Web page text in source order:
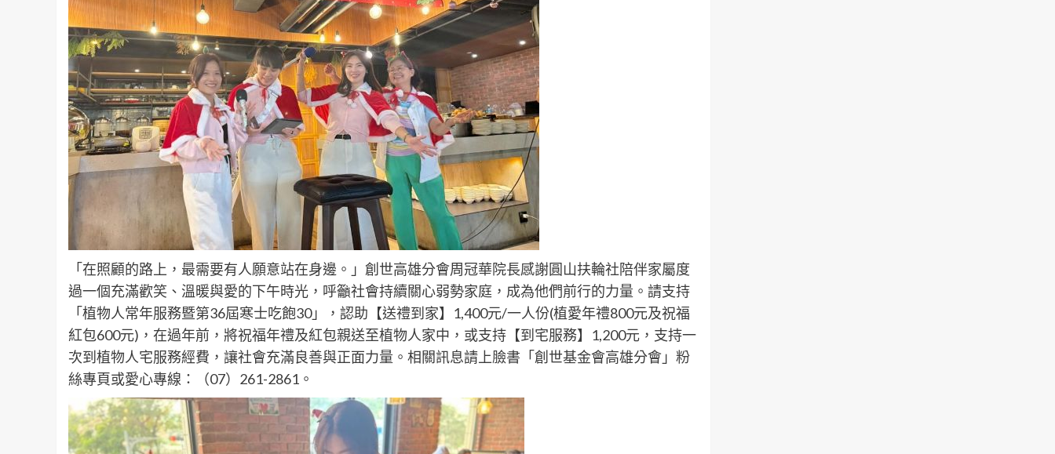
「在照顧的路上，最需要有人願意站在身邊。」創世高雄分會周冠華院長感謝圓山扶輪社陪伴家屬度
過一個充滿歡笑、溫暖與愛的下午時光，呼籲社會持續關心弱勢家庭，成為他們前行的力量。請支持
「植物人常年服務暨第36屆寒士吃飽30」，認助【送禮到家】1,400元/一人份(植愛年禮800元及祝福
紅包600元)，在過年前，將祝福年禮及紅包親送至植物人家中，或支持【到宅服務】1,200元，支持一
次到植物人宅服務經費，讓社會充滿良善與正面力量。相關訊息請上臉書「創世基金會高雄分會」粉
絲專頁或愛心專線：（07）261-2861。